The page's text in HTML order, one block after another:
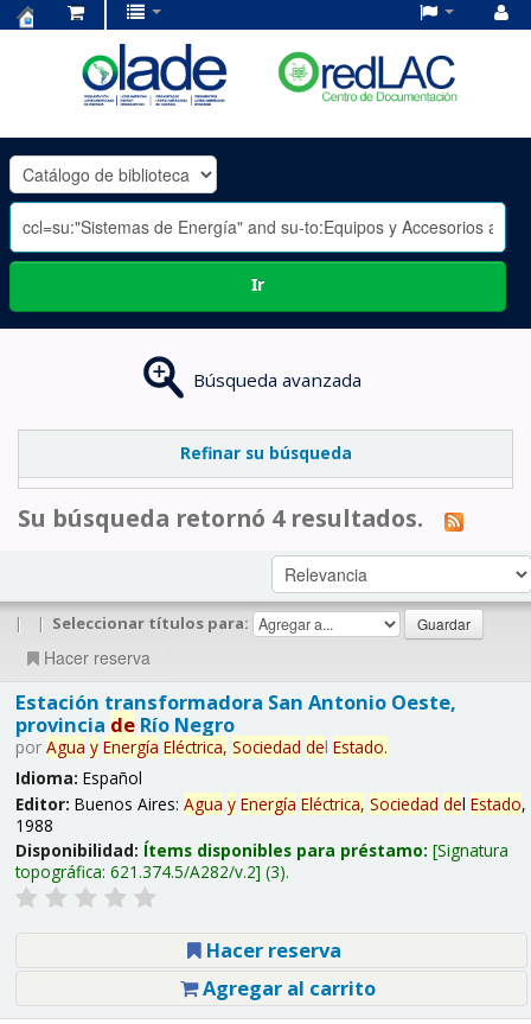
OLADE
-
Ir
Búsqueda avanzada
Refinar su búsqueda
Su búsqueda retornó 4 resultados.
| | Seleccionar títulos para:
Hacer reserva
Estación transformadora San Antonio Oeste,
provincia deRío Negro
por Agua y Energía Eléctrica, Sociedad del Estado.
Idioma: Español
Editor: Buenos Aires: Agua y Energía Eléctrica, Sociedad del Estado,
1988
Disponibilidad: Ítems disponibles para préstamo: Signatura
topográfica: 621.374.5/A282/v.2 (3).
Hacer reserva
Agregar al carrito